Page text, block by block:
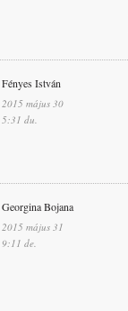
Fényes István
2015 május 30
5:31 du.
Georgina Bojana
2015 május 31
9:11 de.